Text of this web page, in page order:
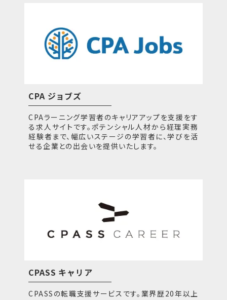
CPA ジョブズ
CPAラーニング学習者のキャリアアップを支援をす
る求人サイトです。ポテンシャル人材から経理実務
経験者まで、幅広いステージの学習者に、学びを活
せる企業との出会いを提供いたします。
CPASS キャリア
CPASSの転職支援サービスです。業界歴20年以上